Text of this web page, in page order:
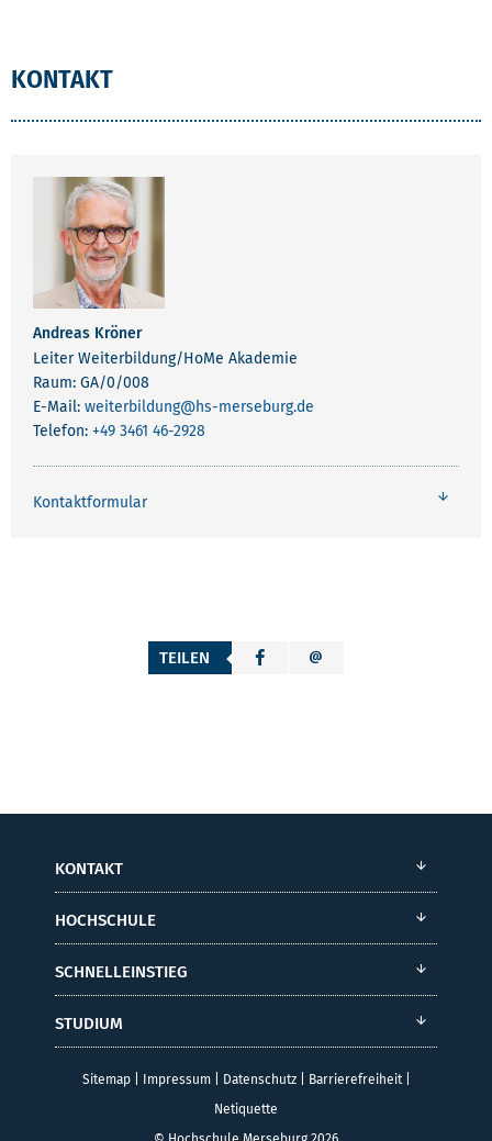
KONTAKT
Andreas Kröner
Leiter Weiterbildung/HoMe Akademie
Raum: GA/0/008
E-Mail: weiterbildung@hs-merseburg.de
Telefon: +49 3461 46-2928
Kontaktformular
TEILEN
KONTAKT
HOCHSCHULE
SCHNELLEINSTIEG
STUDIUM
Sitemap| Impressum| Datenschutz| Barrierefreiheit|
Netiquette